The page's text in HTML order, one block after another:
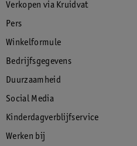
Verkopen via Kruidvat
Pers
Winkelformule
Bedrijfsgegevens
Duurzaamheid
Social Media
Kinderdagverblijfservice
Werken bij